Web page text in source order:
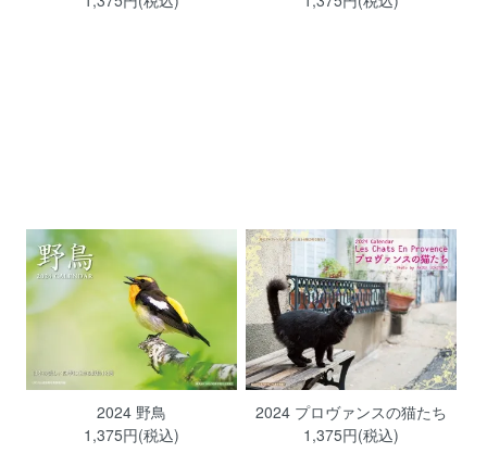
2024 野鳥
1,375円(税込)
2024 プロヴァンスの猫たち
1,375円(税込)